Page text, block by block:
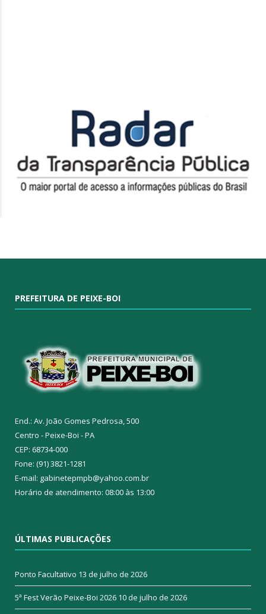
PREFEITURA DE PEIXE-BOI
End.: Av. João Gomes Pedrosa, 500
Centro - Peixe-Boi - PA
CEP: 68734-000
Fone: (91) 3821-1281
E-mail: gabinetepmpb@yahoo.com.br
Horário de atendimento: 08:00 às 13:00
ÚLTIMAS PUBLICAÇÕES
Ponto Facultativo 13 de julho de 2026
5ª Fest Verão Peixe-Boi 2026 10 de julho de 2026